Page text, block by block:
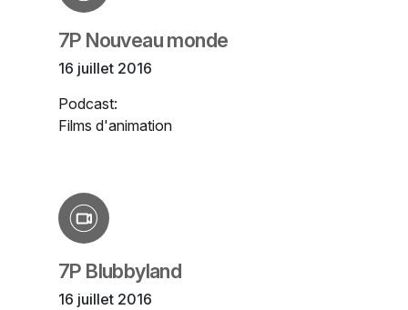
7P Nouveau monde
16 juillet 2016
Podcast:
Films d'animation
7P Blubbyland
16 juillet 2016